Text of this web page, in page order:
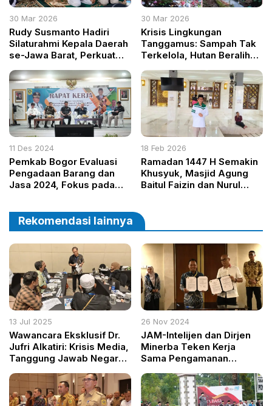
30 Mar 2026
Rudy Susmanto Hadiri
Silaturahmi Kepala Daerah
se-Jawa Barat, Perkuat
30 Mar 2026
Krisis Lingkungan
Tanggamus: Sampah Tak
Terkelola, Hutan Beralih
Bungkam
11 Des 2024
Pemkab Bogor Evaluasi
Pengadaan Barang dan
Jasa 2024, Fokus pada
18 Feb 2026
Ramadan 1447 H Semakin
Khusyuk, Masjid Agung
Baitul Faizin dan Nurul
Rekomendasi lainnya
13 Jul 2025
Wawancara Eksklusif Dr.
Jufri Alkatiri: Krisis Media,
Tanggung Jawab Negara,
Jurnalis Generasi Z
26 Nov 2024
JAM-Intelijen dan Dirjen
Minerba Teken Kerja
Sama Pengamanan